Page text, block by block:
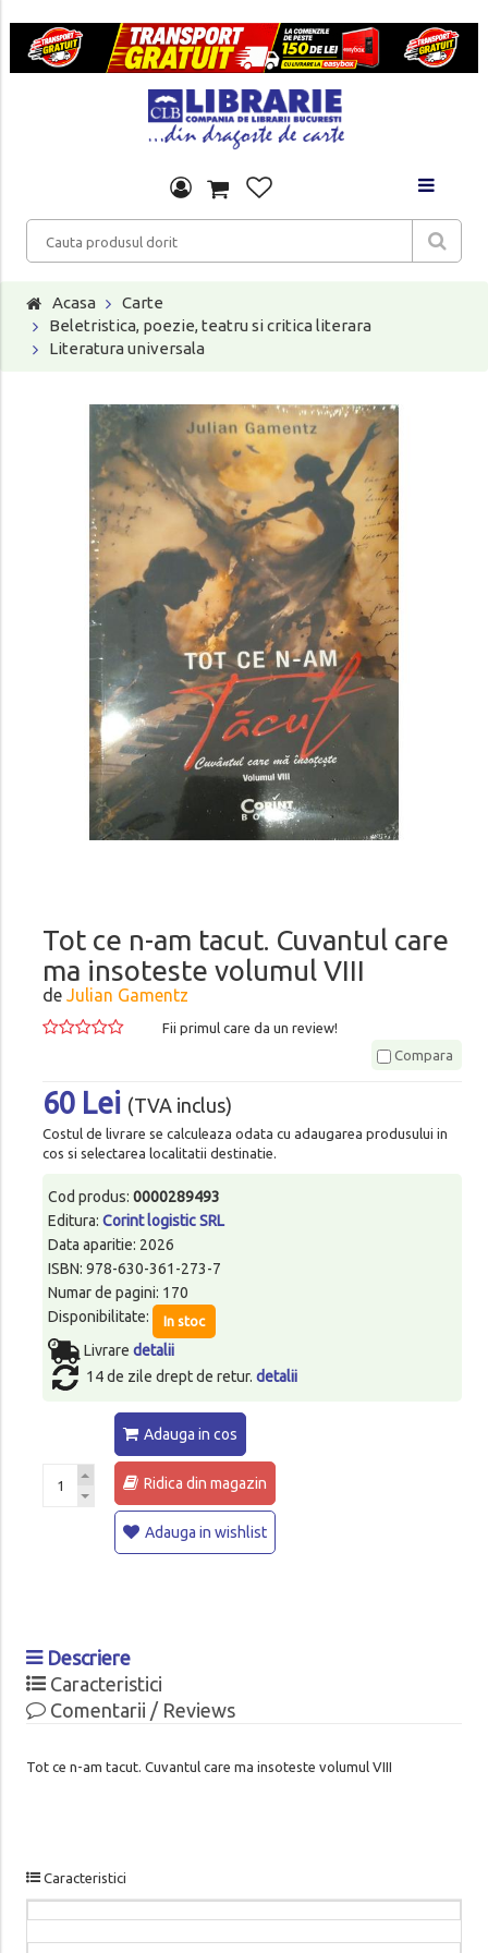
Acasa
Carte
Beletristica, poezie, teatru si critica literara
Literatura universala
Tot ce n-am tacut. Cuvantul care
ma insoteste volumul VIII
de Julian Gamentz
Fii primul care da un review!
Compara
60 Lei (TVA inclus)
Costul de livrare se calculeaza odata cu adaugarea produsului in
cos si selectarea localitatii destinatie.
Cod produs: 0000289493
Editura: Corint logistic SRL
Data aparitie: 2026
ISBN: 978-630-361-273-7
Numar de pagini: 170
Disponibilitate:
In stoc
Livrare detalii
14 de zile drept de retur. detalii
Adauga in cos
Ridica din magazin
Adauga in wishlist
Descriere
Caracteristici
Comentarii / Reviews
Tot ce n-am tacut. Cuvantul care ma insoteste volumul VIII
Caracteristici